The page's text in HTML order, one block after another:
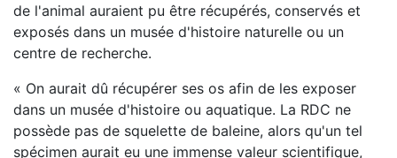
de l'animal auraient pu être récupérés, conservés et
exposés dans un musée d'histoire naturelle ou un
centre de recherche.
« On aurait dû récupérer ses os afin de les exposer
dans un musée d'histoire ou aquatique. La RDC ne
possède pas de squelette de baleine, alors qu'un tel
spécimen aurait eu une immense valeur scientifique,